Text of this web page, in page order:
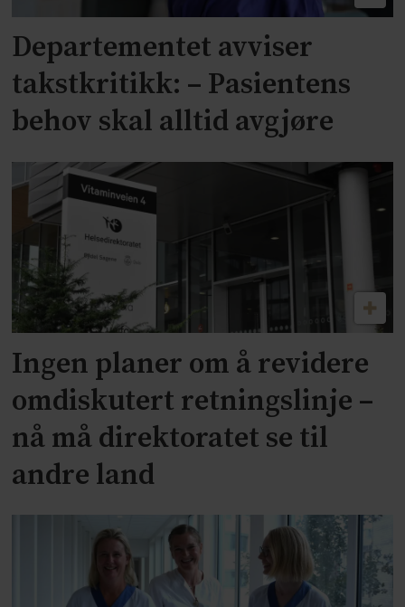
Departementet avviser
takstkritikk: – Pasientens
behov skal alltid avgjøre
Ingen planer om å revidere
omdiskutert retningslinje –
nå må direktoratet se til
andre land